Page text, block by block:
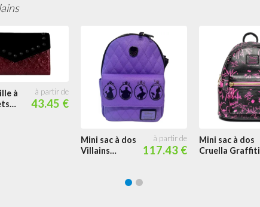
à
43.45 €
Mini sac à dos
Villains
117.43 €
Mini sac à dos
Cruella Graffiti